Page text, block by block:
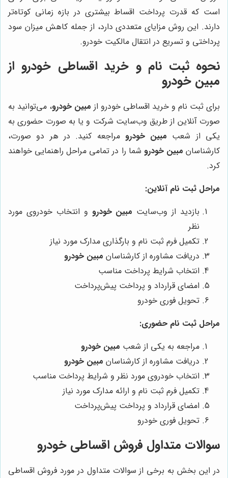
است که قدرت پرداخت اقساط بیشتری در بازه زمانی کوتاه‌تر
دارند. این روش مزایای متعددی دارد، از جمله کاهش میزان سود
پرداختی و تسریع در انتقال مالکیت خودرو.
نحوه ثبت نام و خرید اقساطی خودرو از
مبین خودرو
برای ثبت نام و خرید اقساطی خودرو از مبین خودرو، می‌توانید به
صورت آنلاین از طریق وب‌سایت شرکت و یا به صورت حضوری به
یکی از شعب مبین خودرو مراجعه کنید. در هر دو صورت،
کارشناسان مبین خودرو شما را در تمامی مراحل راهنمایی خواهند
کرد.
مراحل ثبت نام آنلاین:
بازدید از وب‌سایت مبین خودرو و انتخاب خودروی مورد
نظر
تکمیل فرم ثبت نام و بارگذاری مدارک مورد نیاز
دریافت مشاوره از کارشناسان مبین خودرو
انتخاب شرایط پرداخت مناسب
امضای قرارداد و پرداخت پیش‌پرداخت
تحویل فوری خودرو
مراحل ثبت نام حضوری:
مراجعه به یکی از شعب مبین خودرو
دریافت مشاوره از کارشناسان مبین خودرو
انتخاب خودروی مورد نظر و شرایط پرداخت مناسب
تکمیل فرم ثبت نام و ارائه مدارک مورد نیاز
امضای قرارداد و پرداخت پیش‌پرداخت
تحویل فوری خودرو
سوالات متداول فروش اقساطی خودرو
در این بخش به برخی از سوالات متداول در مورد فروش اقساطی